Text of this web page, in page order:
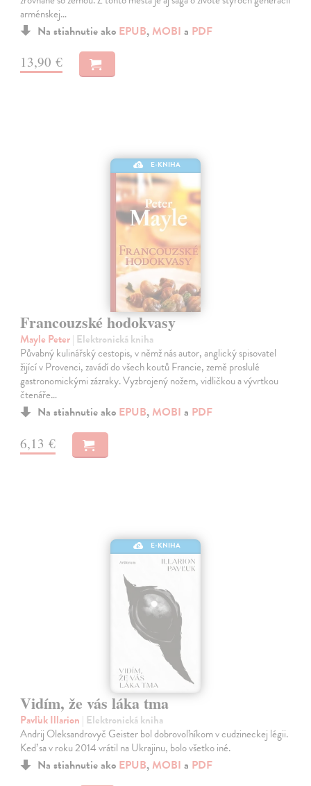
arménskej…
Na stiahnutie ako EPUB, MOBI a PDF
13,90 €
E-KNIHA
Francouzské hodokvasy
Mayle Peter| Elektronická kniha
Půvabný kulinářský cestopis, v němž nás autor, anglický spisovatel
žijící v Provenci, zavádí do všech koutů Francie, země proslulé
gastronomickými zázraky. Vyzbrojený nožem, vidličkou a vývrtkou
čtenáře…
Na stiahnutie ako EPUB, MOBI a PDF
6,13 €
E-KNIHA
Vidím, že vás láka tma
Pavľuk Illarion | Elektronická kniha
Andrij Oleksandrovyč Geister bol dobrovoľníkom v cudzineckej légii.
Keď sa v roku 2014 vrátil na Ukrajinu, bolo všetko iné.
Na stiahnutie ako EPUB, MOBI a PDF